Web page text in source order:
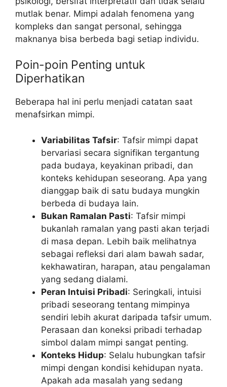
mutlak benar. Mimpi adalah fenomena yang
kompleks dan sangat personal, sehingga
maknanya bisa berbeda bagi setiap individu.
Poin-poin Penting untuk
Diperhatikan
Beberapa hal ini perlu menjadi catatan saat
menafsirkan mimpi.
Variabilitas Tafsir: Tafsir mimpi dapat
bervariasi secara signifikan tergantung
pada budaya, keyakinan pribadi, dan
konteks kehidupan seseorang. Apa yang
dianggap baik di satu budaya mungkin
berbeda di budaya lain.
Bukan Ramalan Pasti: Tafsir mimpi
bukanlah ramalan yang pasti akan terjadi
di masa depan. Lebih baik melihatnya
sebagai refleksi dari alam bawah sadar,
kekhawatiran, harapan, atau pengalaman
yang sedang dialami.
Peran Intuisi Pribadi: Seringkali, intuisi
pribadi seseorang tentang mimpinya
sendiri lebih akurat daripada tafsir umum.
Perasaan dan koneksi pribadi terhadap
simbol dalam mimpi sangat penting.
Konteks Hidup: Selalu hubungkan tafsir
mimpi dengan kondisi kehidupan nyata.
Apakah ada masalah yang sedang